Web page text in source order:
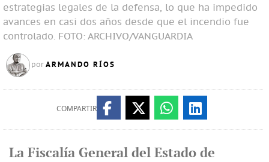
estrategias legales de la defensa, lo que ha impedido
avances en casi dos años desde que el incendio fue
controlado. FOTO: ARCHIVO/VANGUARDIA
por ARMANDO RÍOS
COMPARTIR
La Fiscalía General del Estado de